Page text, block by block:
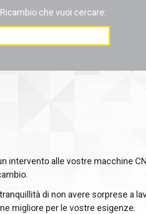
che vuoi cercare:
intervento alle vostre macchine
di non avere sorprese a
migliore per le vostre esigenze.